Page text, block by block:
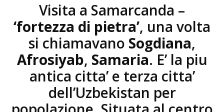
Visita a Samarcanda –
‘fortezza di pietra’, una volta
si chiamavano Sogdiana,
Afrosiyab, Samaria. E’ la piu
antica citta’ e terza citta’
dell’Uzbekistan per